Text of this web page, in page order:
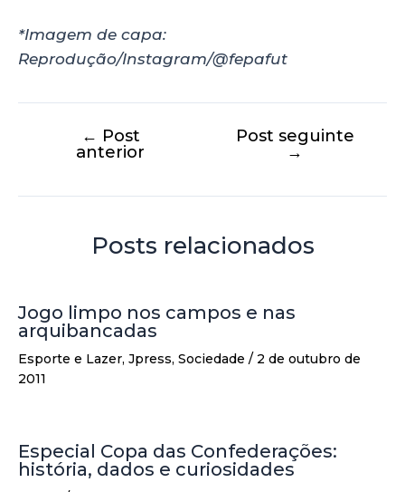
*Imagem de capa:
Reprodução/Instagram/@fepafut
← Post
anterior
Post seguinte
→
Posts relacionados
Jogo limpo nos campos e nas
arquibancadas
Esporte e Lazer, Jpress, Sociedade / 2 de outubro de
2011
Especial Copa das Confederações:
história, dados e curiosidades